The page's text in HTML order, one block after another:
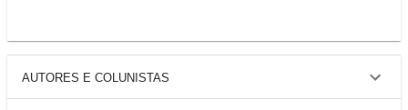
AUTORES E COLUNISTAS